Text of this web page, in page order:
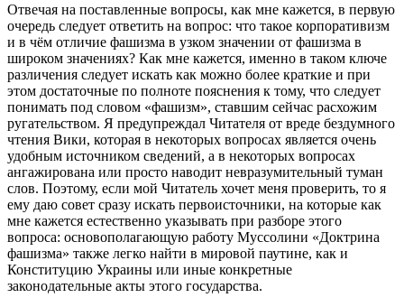
Отвечая на поставленные вопросы, как мне кажется, в первую
очередь следует ответить на вопрос: что такое корпоративизм
и в чём отличие фашизма в узком значении от фашизма в
широком значениях? Как мне кажется, именно в таком ключе
различения следует искать как можно более краткие и при
этом достаточные по полноте пояснения к тому, что следует
понимать под словом «фашизм», ставшим сейчас расхожим
ругательством. Я предупреждал Читателя от вреде бездумного
чтения Вики, которая в некоторых вопросах является очень
удобным источником сведений, а в некоторых вопросах
ангажирована или просто наводит невразумительный туман
слов. Поэтому, если мой Читатель хочет меня проверить, то я
ему даю совет сразу искать первоисточники, на которые как
мне кажется естественно указывать при разборе этого
вопроса: основополагающую работу Муссолини «Доктрина
фашизма» также легко найти в мировой паутине, как и
Конституцию Украины или иные конкретные
законодательные акты этого государства.